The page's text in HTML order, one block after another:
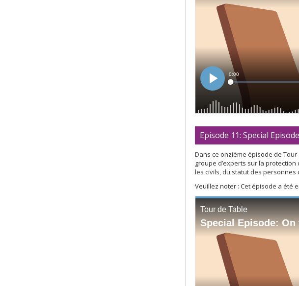
Episode 11: Special
Dans ce onzième épisode de
groupe d’experts sur la
les civils, du statut des
Veuillez noter : Cet épisode a été